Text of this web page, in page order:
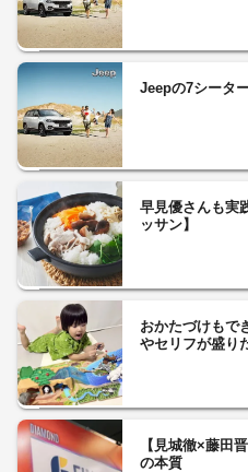
Jeepの7シータ
早見優さんも実
ッサン】
おかたづけもで
やセリフが盛
【見城徹×藤田
の本質